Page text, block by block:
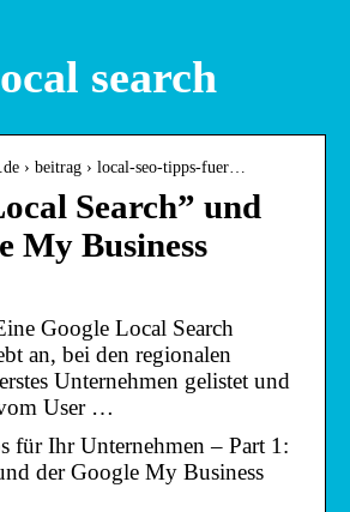
search
› beitrag › local-seo-tipps-fuer…
Search” und
My Business
Google Local Search
an, bei den regionalen
Unternehmen gelistet und
User …
für Ihr Unternehmen – Part 1:
der Google My Business